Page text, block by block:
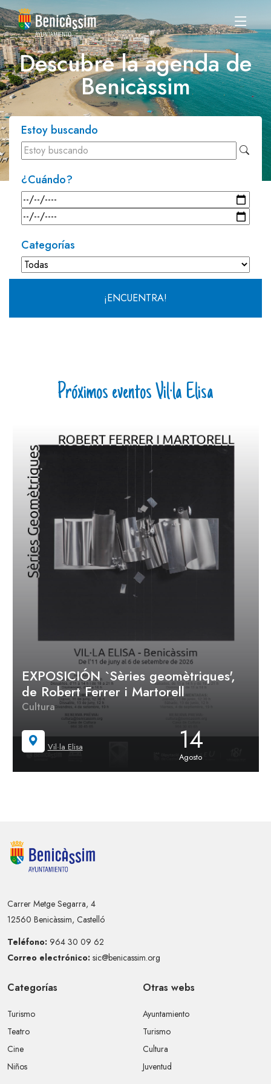
Descubre la agenda de
Benicàssim
Estoy buscando
¿Cuándo?
Categorías
¡ENCUENTRA!
Próximos eventos Vil·la Elisa
EXPOSICIÓN `Sèries geomètriques',
de Robert Ferrer i Martorell
Cultura
Vil·la Elisa 14
Agosto
Carrer Metge Segarra, 4
12560 Benicàssim, Castelló
Teléfono: 964 30 09 62
Correo electrónico: sic@benicassim.org
Categorías
Turismo
Teatro
Cine
Niños
Otras webs
Ayuntamiento
Turismo
Cultura
Juventud